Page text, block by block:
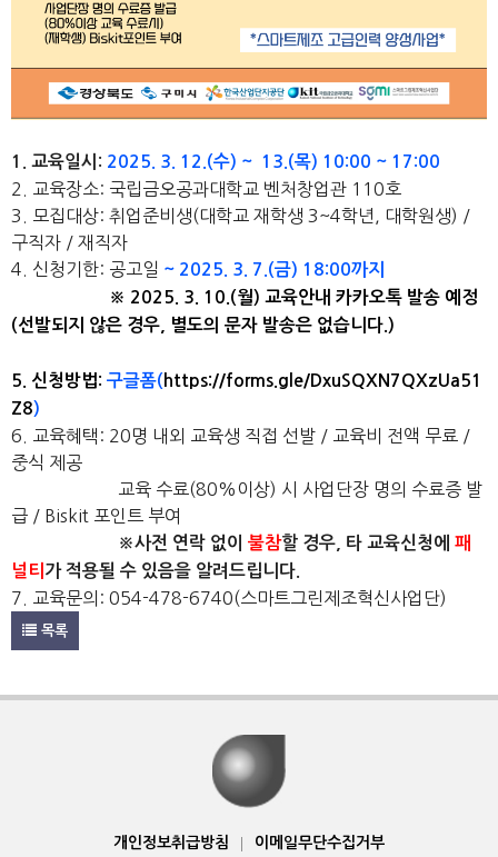
1. 교육일시: 2025 . 3 . 12 .(수) ~ 13 .(목) 10:00 ~ 17:00
2. 교육장소: 국립금오공과대학교 벤처창업관 110호
3. 모집대상: 취업준비생(대학교 재학생 3~4학년, 대학원생) /
구직자 / 재직자
4. 신청기한: 공고일 ~ 2025 . 3 . 7 .(금) 18:00까지
※ 2025. 3. 10.(월) 교육안내 카카오톡 발송 예정
(선발되지 않은 경우, 별도의 문자 발송은 없습니다.)
5. 신청방법: 구글폼( https://forms.gle/DxuSQXN7QXzUa51
Z8)
6. 교육혜택: 20명 내외 교육생 직접 선발 / 교육비 전액 무료 /
중식 제공
교육 수료(80%이상) 시 사업단장 명의 수료증 발
급 / Biskit 포인트 부여
※사전 연락 없이 불참할 경우, 타 교육신청에 패
널티 가 적용될 수 있음을 알려드립니다.
7. 교육문의: 054-478-6740(스마트그린제조혁신사업단)
목록
개인정보취급방침 | 이메일무단수집거부